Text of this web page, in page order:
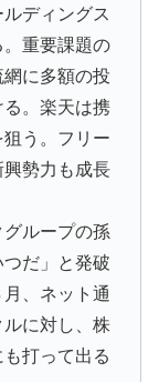
ディングス
重要課題の
に多額の投
。楽天は携
う。フリー
勢力も成長
ループの孫
だ」と発破
、ネット通
に対し、株
打って出る